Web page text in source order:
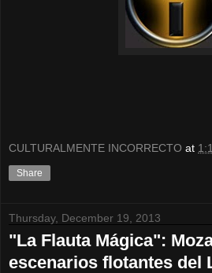
CULTURALMENTE INCORRECTO at
Share
Thursday, December 19, 2013
"La Flauta Mágica":
escenarios flotantes del